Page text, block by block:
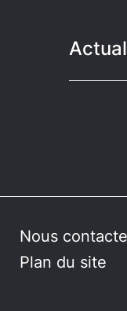
Nous
Plan du site